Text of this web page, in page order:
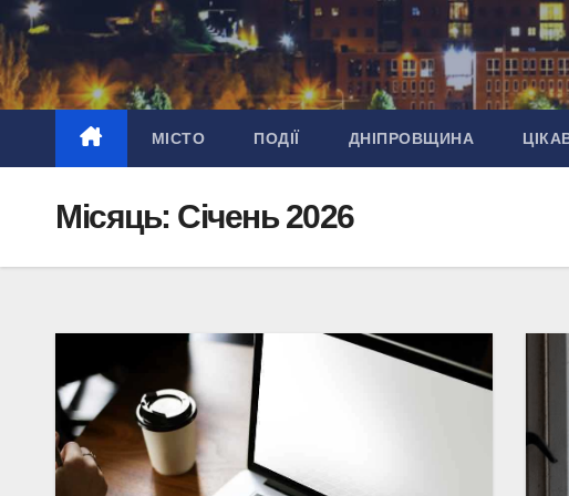
Перейти
до
вмісту
МІСТО ПОДІЇ ДНІПРОВЩИНА
Місяць: Січень 2026